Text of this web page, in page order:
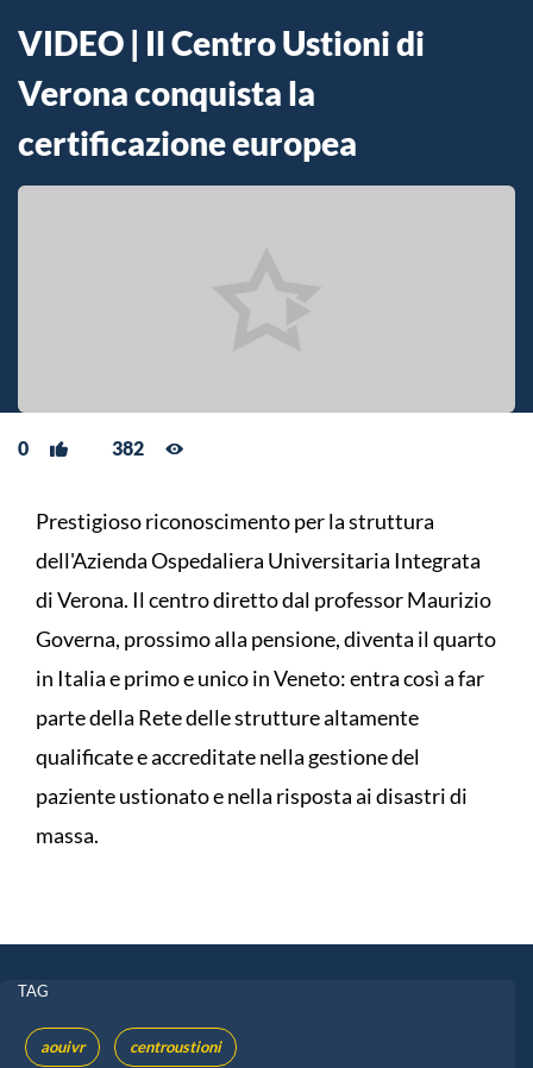
VIDEO | Il Centro Ustioni di
Verona conquista la
certificazione europea
0 382
Prestigioso riconoscimento per la struttura
dell'Azienda Ospedaliera Universitaria Integrata
di Verona. Il centro diretto dal professor Maurizio
Governa, prossimo alla pensione, diventa il quarto
in Italia e primo e unico in Veneto: entra così a far
parte della Rete delle strutture altamente
qualificate e accreditate nella gestione del
paziente ustionato e nella risposta ai disastri di
massa.
TAG
aouivr centroustioni